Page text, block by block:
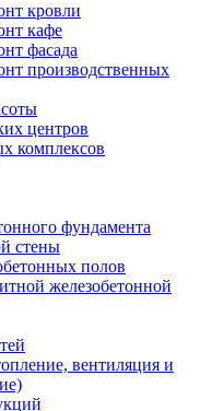
кровли
кафе
фасада
производственных
центров
комплексов
фундамента
стены
полов
железобетонной
вентиляция и